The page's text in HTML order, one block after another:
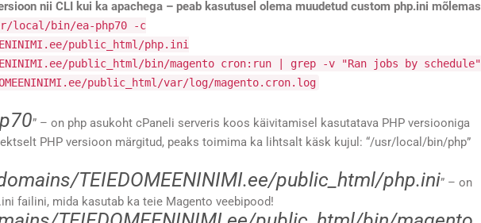
nii CLI kui ka apachega – peab kasutusel olema muudetud custom php.ini mõlemas
local/bin/ea-php70 -c
public_html/php.ini
public_html/bin/magento cron:run | grep -v "Ran jobs by schedule"
public_html/var/log/magento.cron.log
” – on php asukoht cPaneli serveris koos käivitamisel kasutatava PHP versiooniga
PHP versioon märgitud, peaks toimima ka lihtsalt käsk kujul: “/usr/local/bin/php”
TEIEDOMEENINIMI.ee/public_html/php.ini” – on
failini, mida kasutab ka teie Magento veebipood!